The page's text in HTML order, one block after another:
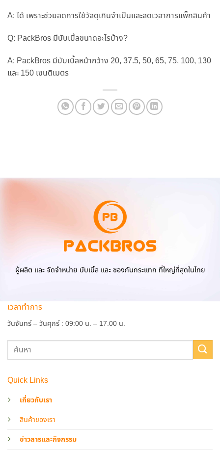
A: ได้ เพราะช่วยลดการใช้วัสดุเกินจำเป็นและลดเวลาการแพ็กสินค้า
Q: PackBros มีบับเบิ้ลขนาดอะไรบ้าง?
A: PackBros มีบับเบิ้ลหน้ากว้าง 20, 37.5, 50, 65, 75, 100, 130
และ 150 เซนติเมตร
ผู้ผลิต และ จัดจำหน่าย บับเบิ้ล และ ซองกันกระแทก ที่ใหญ่ที่สุดในไทย
Quick Links
เกี่ยวกับเรา
สินค้าของเรา
ข่าวสารและกิจกรรม
เวลาทำการ
วันจันทร์ – วันศุกร์ : 09:00 น. – 17.00 น.